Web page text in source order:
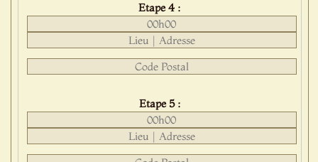
Etape 4 :
Etape 5 :